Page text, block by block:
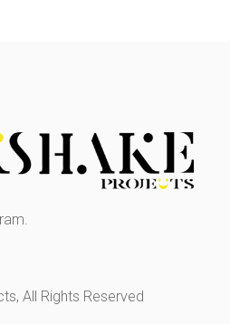
All Rights Reserved